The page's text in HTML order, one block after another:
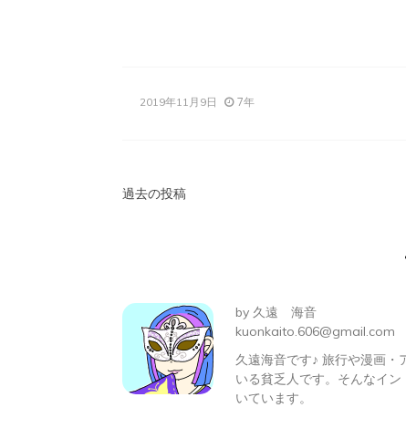
2019年11月9日 7年
投
ビ
ゲ
ー
過去の投稿
by 久遠 海音
kuonkaito.606@gmail.com
久遠海音です♪ 旅行や漫画・
いる貧乏人です。そんなイ
いています。